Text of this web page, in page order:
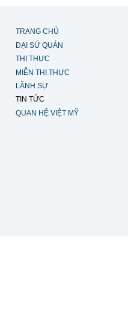
TRANG CHỦ
ĐẠI SỨ QUÁN
THỊ THỰC
MIỄN THỊ THỰC
LÃNH SỰ
TIN TỨC
QUAN HỆ VIỆT MỸ